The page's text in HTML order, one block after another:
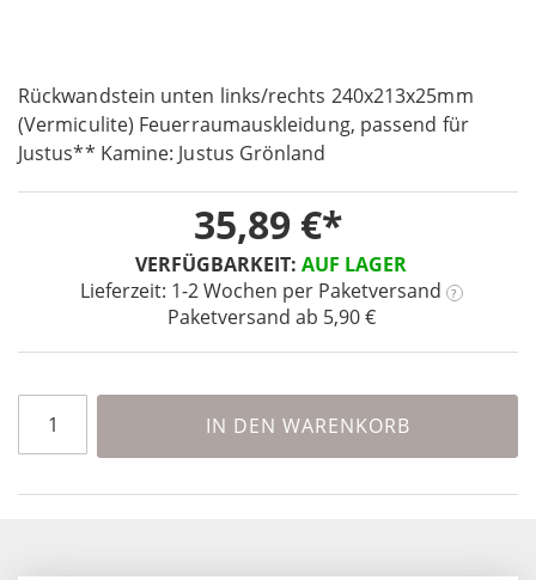
Rückwandstein unten links/rechts 240x213x25mm
(Vermiculite) Feuerraumauskleidung, passend für
Justus** Kamine: Justus Grönland
VERFÜGBARKEIT: AUF LAGER
Lieferzeit: 1-2 Wochen per Paketversand ?
Paketversand ab 5,90 €
35,89 €
IN DEN WARENKORB
gallery
to
the
beginning
the